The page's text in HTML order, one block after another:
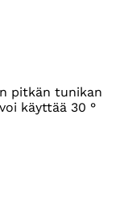
pitkän tunikan
käyttää 30 °